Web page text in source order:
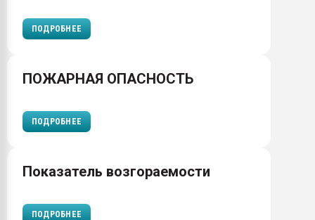
ПОДРОБНЕЕ
ПОЖАРНАЯ ОПАСНОСТЬ
ПОДРОБНЕЕ
Показатель возгораемости
ПОДРОБНЕЕ